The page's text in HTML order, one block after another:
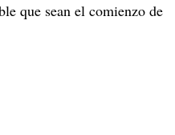
que sean el comienzo de